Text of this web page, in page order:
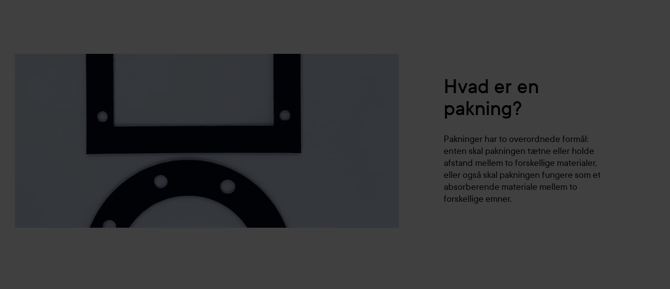
Hvad er en
pakning?
Pakninger har to overordnede formål:
enten skal pakningen tætne eller holde
afstand mellem to forskellige materialer,
eller også skal pakningen fungere som et
absorberende materiale mellem to
forskellige emner.